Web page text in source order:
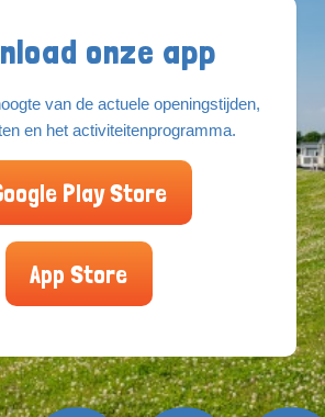
onze app
van de actuele openingstijden,
en het activiteitenprogramma.
Play Store
App Store